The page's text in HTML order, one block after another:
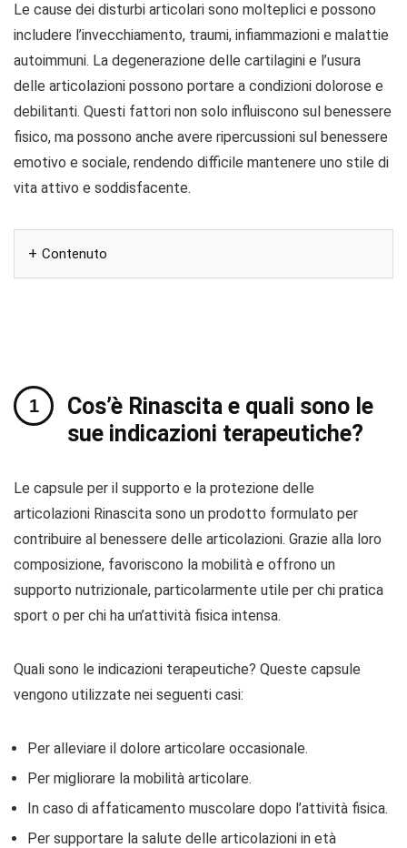
Le cause dei disturbi articolari sono molteplici e possono
includere l’invecchiamento, traumi, infiammazioni e malattie
autoimmuni. La degenerazione delle cartilagini e l’usura
delle articolazioni possono portare a condizioni dolorose e
debilitanti. Questi fattori non solo influiscono sul benessere
fisico, ma possono anche avere ripercussioni sul benessere
emotivo e sociale, rendendo difficile mantenere uno stile di
vita attivo e soddisfacente.
Contenuto
Cos’è Rinascita e quali sono le
sue indicazioni terapeutiche?
Le capsule per il supporto e la protezione delle
articolazioni Rinascita sono un prodotto formulato per
contribuire al benessere delle articolazioni. Grazie alla loro
composizione, favoriscono la mobilità e offrono un
supporto nutrizionale, particolarmente utile per chi pratica
sport o per chi ha un’attività fisica intensa.
Quali sono le indicazioni terapeutiche? Queste capsule
vengono utilizzate nei seguenti casi:
Per alleviare il dolore articolare occasionale.
Per migliorare la mobilità articolare.
In caso di affaticamento muscolare dopo l’attività fisica.
Per supportare la salute delle articolazioni in età